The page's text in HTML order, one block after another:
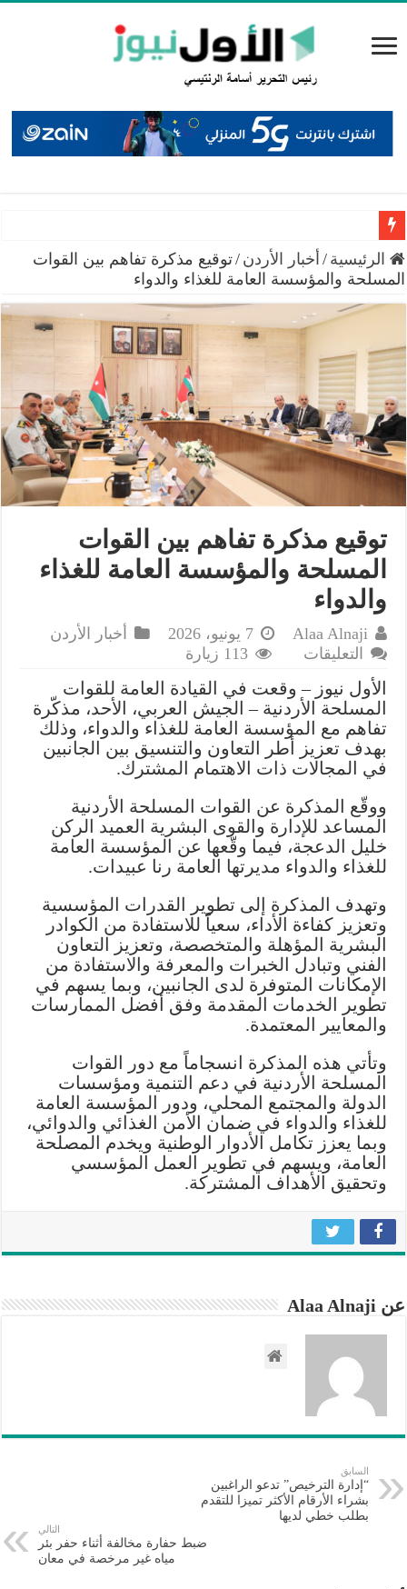
سميرات: افتتاح “منصة الشمال” يجسد التزام الوزارة
الرئيسية / أخبار الأردن /توقيع مذكرة تفاهم بين القوات
المسلحة والمؤسسة العامة للغذاء والدواء
توقيع مذكرة تفاهم بين القوات
المسلحة والمؤسسة العامة للغذاء
والدواء
Alaa Alnaji 7 يونيو، 2026
أخبار الأردن
التعليقات
مذكرة
تفاهم
بين
القوات
المسلحة
العامة
للغذاء
والدواء
مغلقة
113 زيارة
الأول نيوز – وقعت في القيادة العامة للقوات
المسلحة الأردنية – الجيش العربي، الأحد، مذكّرة
تفاهم مع المؤسسة العامة للغذاء والدواء، وذلك
بهدف تعزيز أطر التعاون والتنسيق بين الجانبين
في المجالات ذات الاهتمام المشترك.
ووقّع المذكرة عن القوات المسلحة الأردنية
المساعد للإدارة والقوى البشرية العميد الركن
خليل الدعجة، فيما وقّعها عن المؤسسة العامة
للغذاء والدواء مديرتها العامة رنا عبيدات.
وتهدف المذكرة إلى تطوير القدرات المؤسسية
وتعزيز كفاءة الأداء، سعياً للاستفادة من الكوادر
البشرية المؤهلة والمتخصصة، وتعزيز التعاون
الفني وتبادل الخبرات والمعرفة والاستفادة من
الإمكانات المتوفرة لدى الجانبين، وبما يسهم في
تطوير الخدمات المقدمة وفق أفضل الممارسات
والمعايير المعتمدة.
وتأتي هذه المذكرة انسجاماً مع دور القوات
المسلحة الأردنية في دعم التنمية ومؤسسات
الدولة والمجتمع المحلي، ودور المؤسسة العامة
للغذاء والدواء في ضمان الأمن الغذائي والدوائي،
وبما يعزز تكامل الأدوار الوطنية ويخدم المصلحة
العامة، ويسهم في تطوير العمل المؤسسي
وتحقيق الأهداف المشتركة.
عن Alaa Alnaji
السابق
“إدارة الترخيص” تدعو الراغبين
بشراء الأرقام الأكثر تميزا للتقدم
بطلب خطي لديها
التالي
ضبط حفارة مخالفة أثناء حفر بئر
مياه غير مرخصة في معان